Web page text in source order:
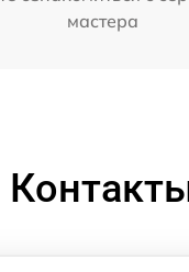
мастера